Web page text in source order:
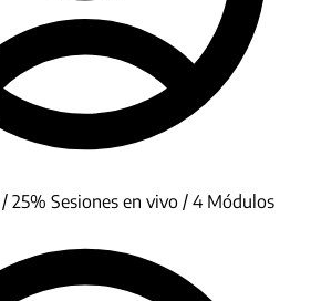
25% Sesiones en vivo / 4 Módulos